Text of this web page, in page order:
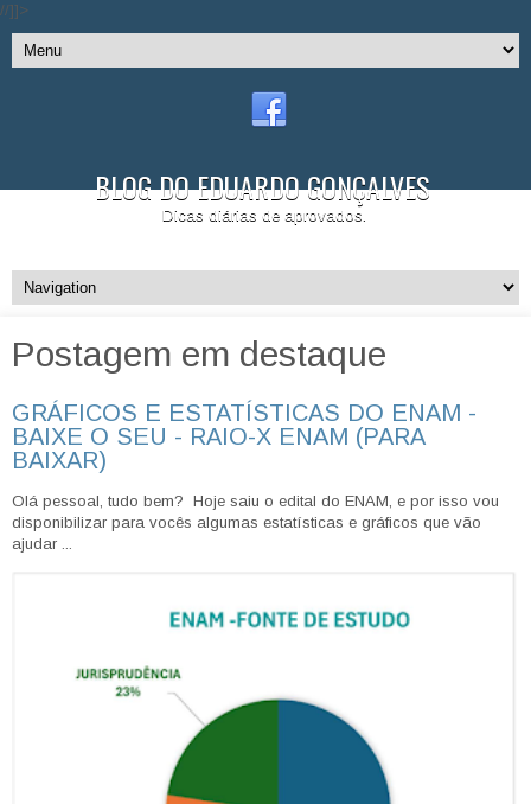
//]]>
BLOG DO EDUARDO GONÇALVES
Dicas diárias de aprovados.
Postagem em destaque
GRÁFICOS E ESTATÍSTICAS DO ENAM -
BAIXE O SEU - RAIO-X ENAM (PARA
BAIXAR)
Olá pessoal, tudo bem? Hoje saiu o edital do ENAM, e por isso vou
disponibilizar para vocês algumas estatísticas e gráficos que vão
ajudar ...